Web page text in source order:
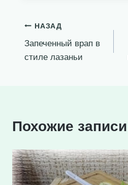
Навигация
по
НАЗАД
Запеченный врап в
стиле лазаньи
Похожие записи